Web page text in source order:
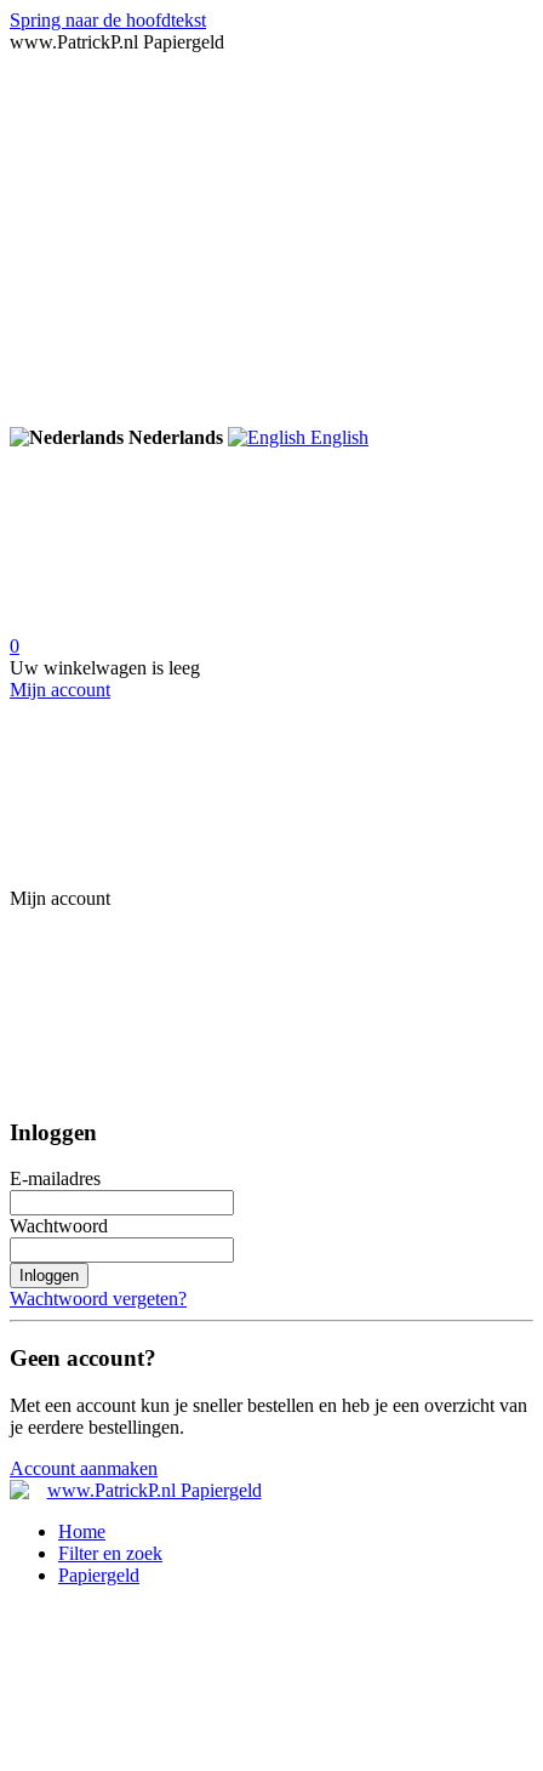
Spring naar de hoofdtekst
www.PatrickP.nl Papiergeld
Nederlands English
0
Uw winkelwagen is leeg
Mijn account
Mijn account
Inloggen
E-mailadres
Wachtwoord
Inloggen
Wachtwoord vergeten?
Geen account?
Met een account kun je sneller bestellen en heb je een overzicht van
je eerdere bestellingen.
Account aanmaken
Home
Filter en zoek
Papiergeld